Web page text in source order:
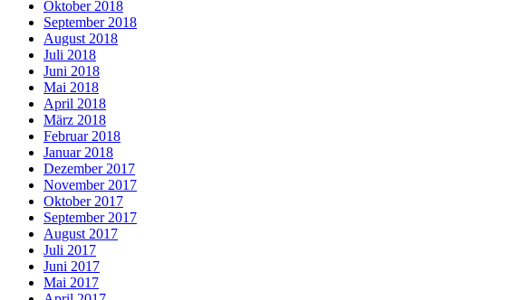
Oktober 2018
September 2018
August 2018
Juli 2018
Juni 2018
Mai 2018
April 2018
März 2018
Februar 2018
Januar 2018
Dezember 2017
November 2017
Oktober 2017
September 2017
August 2017
Juli 2017
Juni 2017
Mai 2017